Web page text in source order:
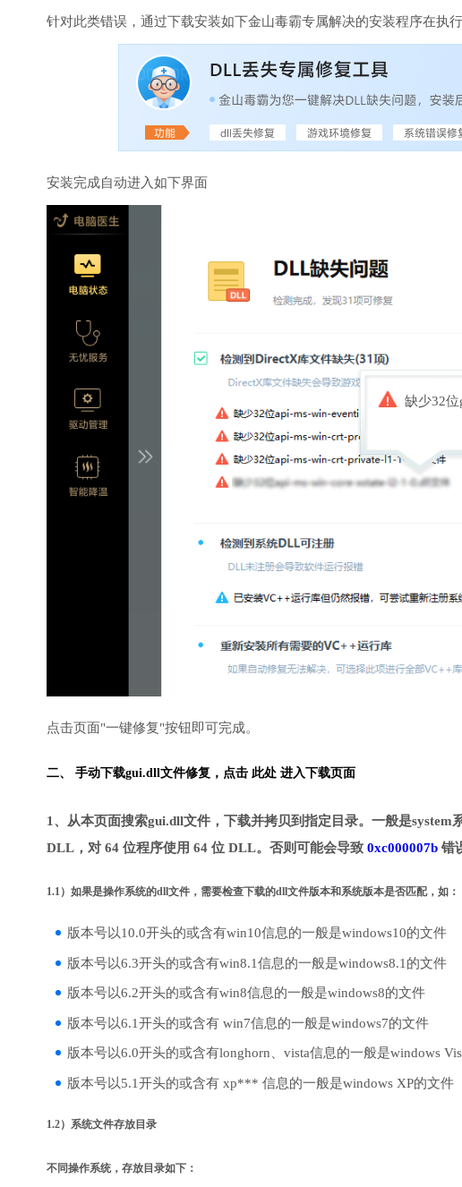
针对此类错误，通过下载安装如下金山毒霸专属解决的安装程序在执
安装完成自动进入如下界面
缺少32
点击页面"一键修复"按钮即可完成。
二、 手动下载gui.dll文件修复， 点击 此处 进入下载页面
1、从本页面搜索gui.dll文件，下载并拷贝到指定目录。一般是
DLL，对 64 位程序使用 64 位 DLL。否则可能会导致 0xc000007b 错
1.1）如果是操作系统的dll文件，需要检查下载的dll文件版本和系统版本是否匹配，如：
版本号以10.0开头的或含有win10信息的一般是windows10的文件
版本号以6.3开头的或含有win8.1信息的一般是windows8.1的文件
版本号以6.2开头的或含有win8信息的一般是windows8的文件
版本号以6.1开头的或含有 win7信息的一般是windows7的文件
版本号以6.0开头的或含有longhorn、vista信息的一般是windows
版本号以5.1开头的或含有 xp*** 信息的一般是windows XP的文件
1.2）系统文件存放目录
不同操作系统，存放目录如下：